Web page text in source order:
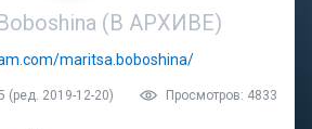
(В АРХИВЕ)
maritsa.boboshina/
(ред. 2019-12-20) Просмотров: 4833